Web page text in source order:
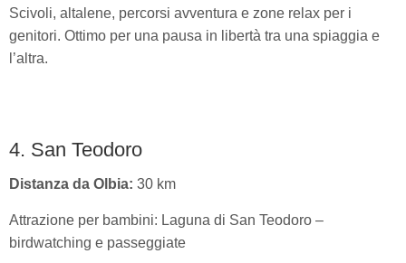
Scivoli, altalene, percorsi avventura e zone relax per i
genitori. Ottimo per una pausa in libertà tra una spiaggia e
l’altra.
4. San Teodoro
Distanza da Olbia: 30 km
Attrazione per bambini: Laguna di San Teodoro –
birdwatching e passeggiate